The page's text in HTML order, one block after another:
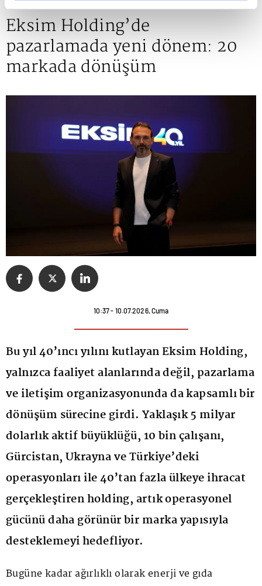
Eksim Holding’de
pazarlamada yeni dönem: 20
markada dönüşüm
10:37 - 10.07.2026, Cuma
Bu yıl 40’ıncı yılını kutlayan Eksim Holding,
yalnızca faaliyet alanlarında değil, pazarlama
ve iletişim organizasyonunda da kapsamlı bir
dönüşüm sürecine girdi. Yaklaşık 5 milyar
dolarlık aktif büyüklüğü, 10 bin çalışanı,
Gürcistan, Ukrayna ve Türkiye’deki
operasyonları ile 40’tan fazla ülkeye ihracat
gerçekleştiren holding, artık operasyonel
gücünü daha görünür bir marka yapısıyla
desteklemeyi hedefliyor.
Bugüne kadar ağırlıklı olarak enerji ve gıda